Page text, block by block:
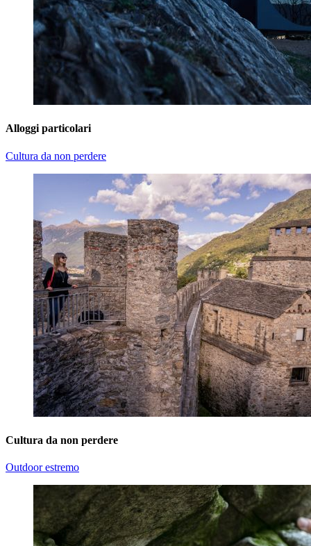
Alloggi particolari
Cultura da non perdere
Cultura da non perdere
Outdoor estremo